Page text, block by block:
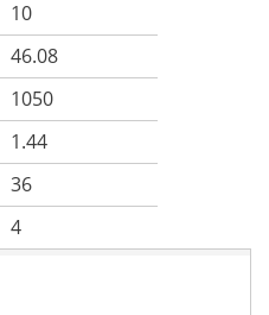
10
46.08
1050
1.44
36
4